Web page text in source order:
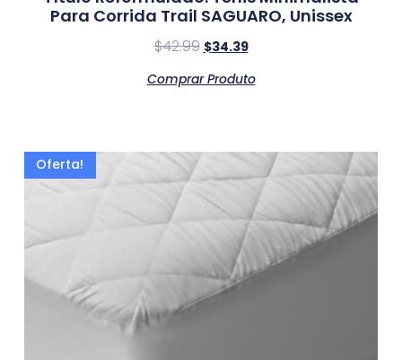
Para Corrida Trail SAGUARO, Unissex
$42.99 $34.39
Comprar Produto
Oferta!